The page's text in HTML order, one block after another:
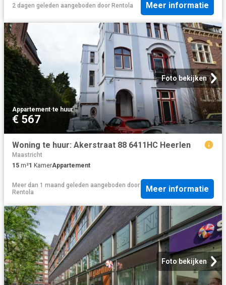
2 dagen geleden aangeboden door Rentola Meer informatie
Foto bekijken
Appartement·te huur
€ 567
Woning te huur: Akerstraat 88 6411HC Heerlen
Maastricht
15 m²1 KamerAppartement
Meer dan 1 maand geleden aangeboden door
Rentola
Meer informatie
Foto bekijken